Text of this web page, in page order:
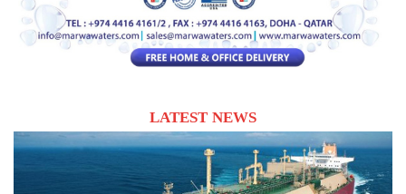
LATEST NEWS